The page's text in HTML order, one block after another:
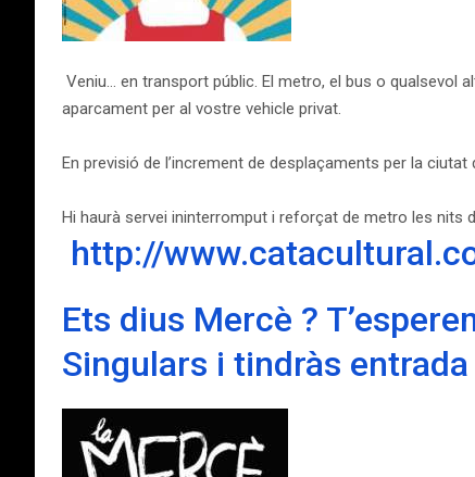
Veniu… en transport públic. El metro, el bus o qualsevol
aparcament per al vostre vehicle privat.
En previsió de l’increment de desplaçaments per la
Hi haurà servei ininterromput i reforçat de metro les nits
http://
Ets dius Mercè ?
Singulars i tindràs